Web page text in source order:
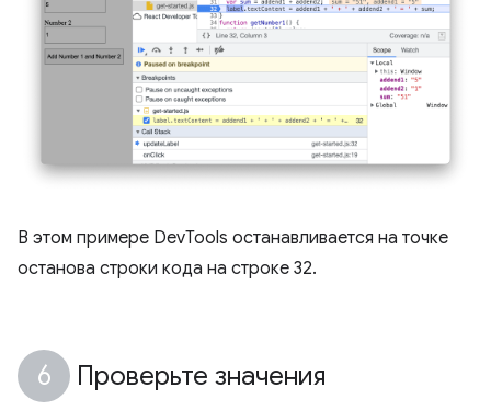
В этом примере DevTools останавливается на точке
останова строки кода на строке 32.
Проверьте значения